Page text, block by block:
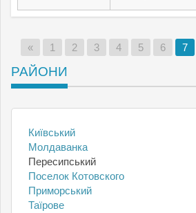
« 1 2 3 4 5 6 7
РАЙОНИ
Київський
Молдаванка
Пересипський
Поселок Котовского
Приморський
Таїрове